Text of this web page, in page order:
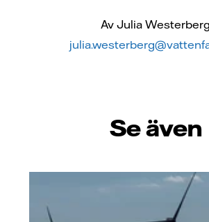
Av Julia Westerberg
Se även